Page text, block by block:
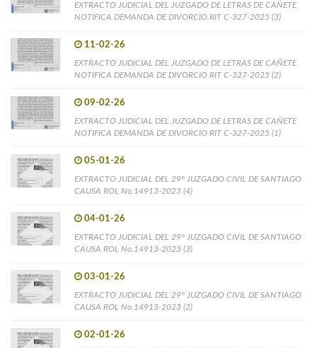
EXTRACTO JUDICIAL DEL JUZGADO DE LETRAS DE CAÑETE
NOTIFICA DEMANDA DE DIVORCIO RIT C-327-2025 (3)
11-02-26
EXTRACTO JUDICIAL DEL JUZGADO DE LETRAS DE CAÑETE
NOTIFICA DEMANDA DE DIVORCIO RIT C-327-2025 (2)
09-02-26
EXTRACTO JUDICIAL DEL JUZGADO DE LETRAS DE CAÑETE
NOTIFICA DEMANDA DE DIVORCIO RIT C-327-2025 (1)
05-01-26
EXTRACTO JUDICIAL DEL 29° JUZGADO CIVIL DE SANTIAGO
CAUSA ROL No.14913-2023 (4)
04-01-26
EXTRACTO JUDICIAL DEL 29° JUZGADO CIVIL DE SANTIAGO
CAUSA ROL No.14913-2023 (3)
03-01-26
EXTRACTO JUDICIAL DEL 29° JUZGADO CIVIL DE SANTIAGO
CAUSA ROL No.14913-2023 (2)
02-01-26